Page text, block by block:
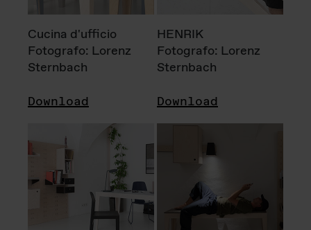
Cucina d'ufficio
Fotografo: Lorenz
Sternbach
Download
HENRIK
Fotografo: Lorenz
Sternbach
Download